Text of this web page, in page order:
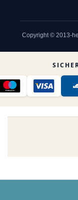
Copyright © 2013-